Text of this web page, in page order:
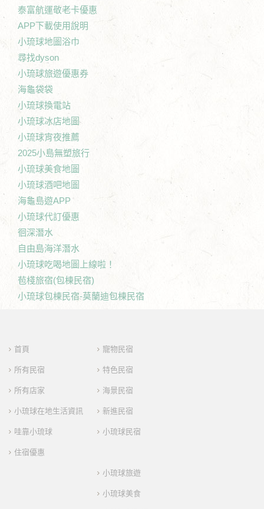
泰富航運敬老卡優惠
APP下載使用說明
小琉球地圖浴巾
尋找dyson
小琉球旅遊優惠券
海龜袋袋
小琉球換電站
小琉球冰店地圖
小琉球宵夜推薦
2025小島無塑旅行
小琉球美食地圖
小琉球酒吧地圖
海龜島遊APP
小琉球代訂優惠
徊深潛水
自由島海洋潛水
小琉球吃喝地圖上線啦！
苞棧旅宿(包棟民宿)
小琉球包棟民宿-莫蘭迪包棟民宿
首頁
所有民宿
所有店家
小琉球在地生活資訊
哇靠小琉球
住宿優惠
寵物民宿
特色民宿
海景民宿
新進民宿
小琉球民宿
小琉球旅遊
小琉球美食